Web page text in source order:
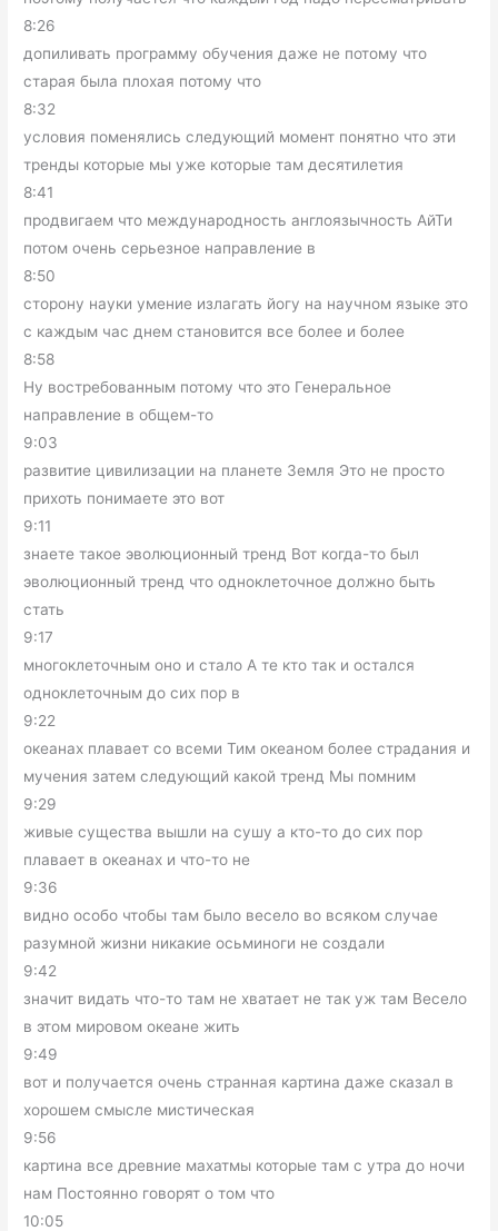
8:26
допиливать программу обучения даже не потому что
старая была плохая потому что
8:32
условия поменялись следующий момент понятно что эти
тренды которые мы уже которые там десятилетия
8:41
продвигаем что международность англоязычность АйТи
потом очень серьезное направление в
8:50
сторону науки умение излагать йогу на научном языке это
с каждым час днем становится все более и более
8:58
Ну востребованным потому что это Генеральное
направление в общем-то
9:03
развитие цивилизации на планете Земля Это не просто
прихоть понимаете это вот
9:11
знаете такое эволюционный тренд Вот когда-то был
эволюционный тренд что одноклеточное должно быть
стать
9:17
многоклеточным оно и стало А те кто так и остался
одноклеточным до сих пор в
9:22
океанах плавает со всеми Тим океаном более страдания и
мучения затем следующий какой тренд Мы помним
9:29
живые существа вышли на сушу а кто-то до сих пор
плавает в океанах и что-то не
9:36
видно особо чтобы там было весело во всяком случае
разумной жизни никакие осьминоги не создали
9:42
значит видать что-то там не хватает не так уж там Весело
в этом мировом океане жить
9:49
вот и получается очень странная картина даже сказал в
хорошем смысле мистическая
9:56
картина все древние махатмы которые там с утра до ночи
нам Постоянно говорят о том что
10:05